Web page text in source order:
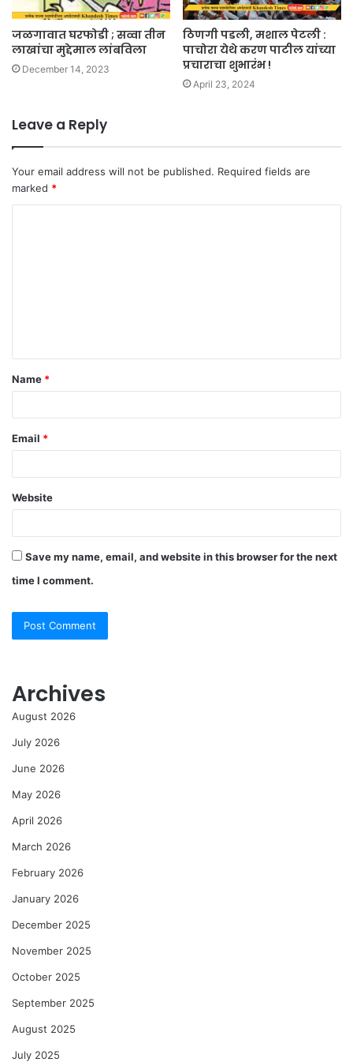
जळगावात घरफोडी ; सव्वा तीन
लाखांचा मुद्देमाल लांबविला
December 14, 2023
ठिणगी पडली, मशाल पेटली :
पाचोरा येथे करण पाटील यांच्या
प्रचाराचा शुभारंभ !
April 23, 2024
Leave a Reply
Your email address will not be published. Required fields are
marked *
t
*
Name *
Email *
Website
Save my name, email, and website in this browser for the next
time I comment.
Archives
August 2026
July 2026
June 2026
May 2026
April 2026
March 2026
February 2026
January 2026
December 2025
November 2025
October 2025
September 2025
August 2025
July 2025